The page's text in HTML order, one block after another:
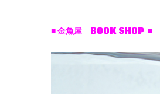
■ 金魚屋 BOOK SHOP ■